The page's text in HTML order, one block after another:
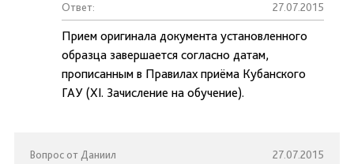
Ответ: 27.07.2015
Прием оригинала документа установленного
образца завершается согласно датам,
прописанным в Правилах приёма Кубанского
ГАУ (XI. Зачисление на обучение).
Вопрос от Даниил 27.07.2015